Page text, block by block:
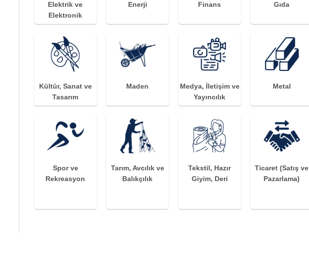
Elektrik ve
Elektronik
Enerji Finans Gıda
Kültür, Sanat ve
Tasarım
Maden
Medya, İletişim ve
Yayıncılık
Metal
Spor ve
Rekreasyon
Tarım, Avcılık ve
Balıkçılık
Tekstil, Hazır
Giyim, Deri
Ticaret (Satış ve
Pazarlama)